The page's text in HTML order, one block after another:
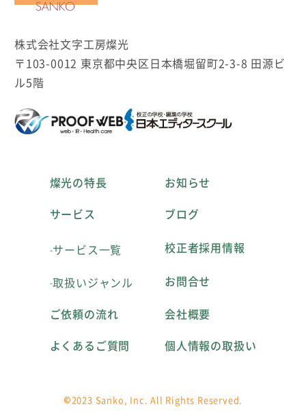
株式会社文字工房燦光
〒103-0012 東京都中央区日本橋堀留町2-3-8 田源ビ
ル5階
燦光の特長
サービス
サービス一覧
取扱いジャンル
ご依頼の流れ
よくあるご質問
お知らせ
ブログ
校正者採用情報
お問合せ
会社概要
個人情報の取扱い
©2023 Sanko, Inc. All Rights Reserved.